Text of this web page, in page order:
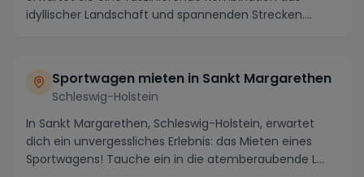
idyllischer Landschaft und spannenden Strecken.
Sportwagen mieten in Sankt Margarethen
Schleswig-Holstein
In Sankt Margarethen, Schleswig-Holstein, erwartet
dich ein unvergessliches Erlebnis: das Mieten eines
Sportwagens! Tauche ein in die atemberaubende L...